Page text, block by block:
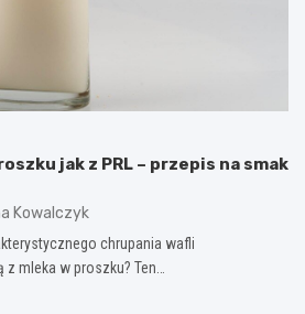
jak z PRL – przepis na smak
Kowalczyk
chrupania wafli
mleka w proszku? Ten…